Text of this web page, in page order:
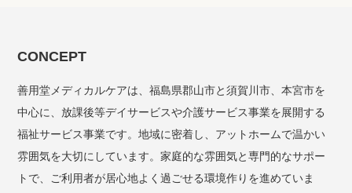
CONCEPT
善用堂メディカルケアは、福島県郡山市と須賀川市、本宮市を
中心に、放課後等デイサービスや介護サービス事業を展開する
福祉サービス事業です。地域に密着し、アットホームで温かい
雰囲気を大切にしています。家庭的な雰囲気と専門的なサポー
トで、ご利用者が居心地よく過ごせる環境作りを進めていま